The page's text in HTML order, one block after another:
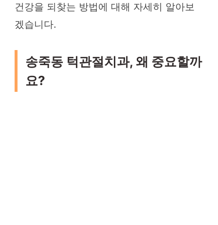
건강을 되찾는 방법에 대해 자세히 알아보
겠습니다.
송죽동 턱관절치과, 왜 중요할까
요?